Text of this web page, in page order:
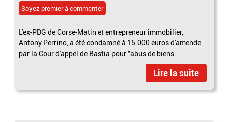
Soyez premier à commenter
L'ex-PDG de Corse-Matin et entrepreneur immobilier,
Antony Perrino, a été condamné à 15.000 euros d'amende
par la Cour d'appel de Bastia pour "abus de biens...
Lire la suite